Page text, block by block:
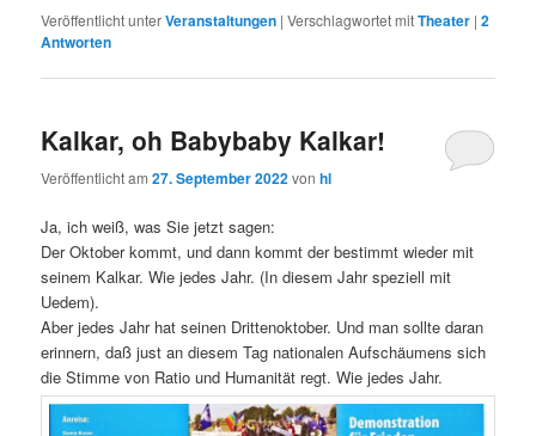
Veröffentlicht unterVeranstaltungen |Verschlagwortet mitTheater |2
Antworten
Kalkar, oh Babybaby Kalkar!
Veröffentlicht am27. September 2022vonhl
Ja, ich weiß, was Sie jetzt sagen:
Der Oktober kommt, und dann kommt der bestimmt wieder mit
seinem Kalkar. Wie jedes Jahr. (In diesem Jahr speziell mit
Uedem).
Aber jedes Jahr hat seinen Drittenoktober. Und man sollte daran
erinnern, daß just an diesem Tag nationalen Aufschäumens sich
die Stimme von Ratio und Humanität regt. Wie jedes Jahr.